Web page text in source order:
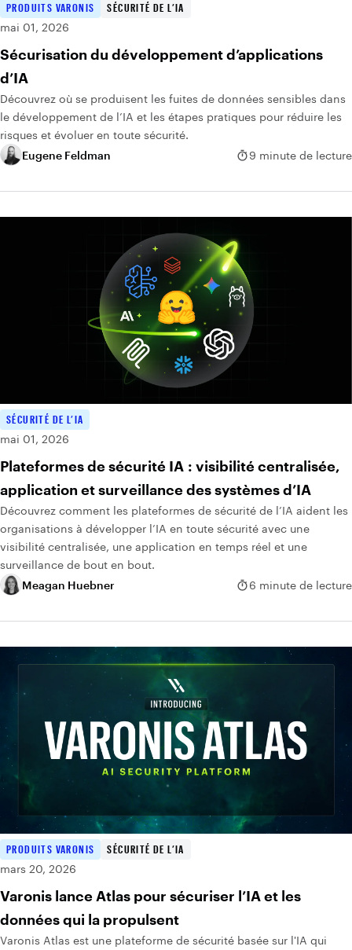
PRODUITS VARONIS
SÉCURITÉ DE L’IA
mai 01, 2026
Sécurisation du développement d’applications
d’IA
Découvrez où se produisent les fuites de données sensibles dans
le développement de l’IA et les étapes pratiques pour réduire les
risques et évoluer en toute sécurité.
Eugene Feldman
9 minute de lecture
SÉCURITÉ DE L’IA
mai 01, 2026
Plateformes de sécurité IA : visibilité centralisée,
application et surveillance des systèmes d’IA
Découvrez comment les plateformes de sécurité de l’IA aident les
organisations à développer l’IA en toute sécurité avec une
visibilité centralisée, une application en temps réel et une
surveillance de bout en bout.
Meagan Huebner
6 minute de lecture
PRODUITS VARONIS
SÉCURITÉ DE L’IA
mars 20, 2026
Varonis lance Atlas pour sécuriser l’IA et les
données qui la propulsent
Varonis Atlas est une plateforme de sécurité basée sur l'IA qui